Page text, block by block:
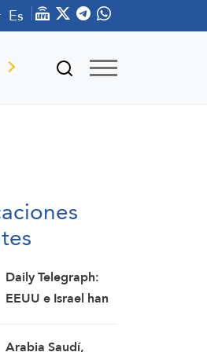
Es
Daily Telegraph:
EEUU e Israel han
mientras que Irán
Arabia Saudí,